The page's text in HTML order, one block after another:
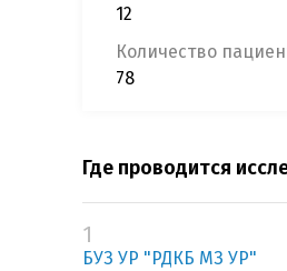
12
Количество
78
Где проводится
1
БУЗ УР "РДКБ МЗ УР"